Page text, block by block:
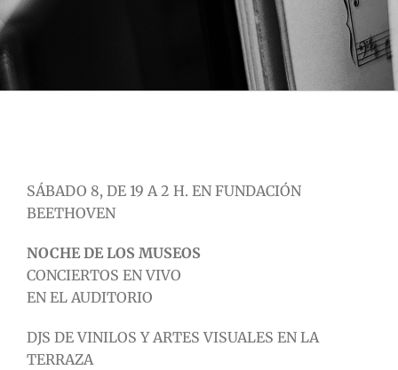
SÁBADO 8, DE 19 A 2 H. EN FUNDACIÓN
BEETHOVEN
NOCHE DE LOS MUSEOS
CONCIERTOS EN VIVO
EN EL AUDITORIO
DJS DE VINILOS Y ARTES VISUALES EN LA
TERRAZA